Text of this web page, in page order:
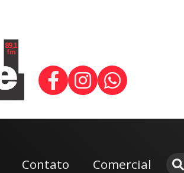
Contato Comercial